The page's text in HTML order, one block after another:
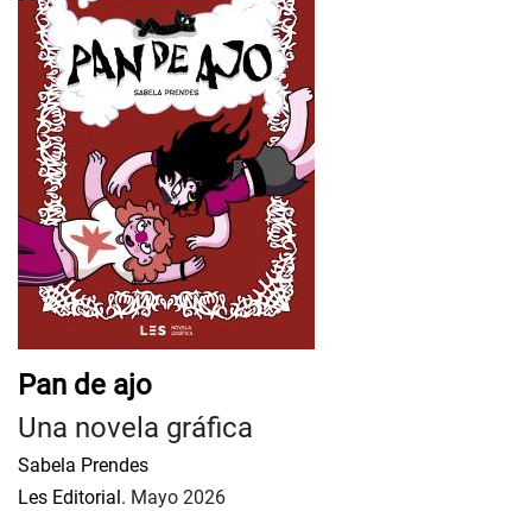
Pan de ajo
Una novela gráfica
Sabela Prendes
Les Editorial. Mayo 2026